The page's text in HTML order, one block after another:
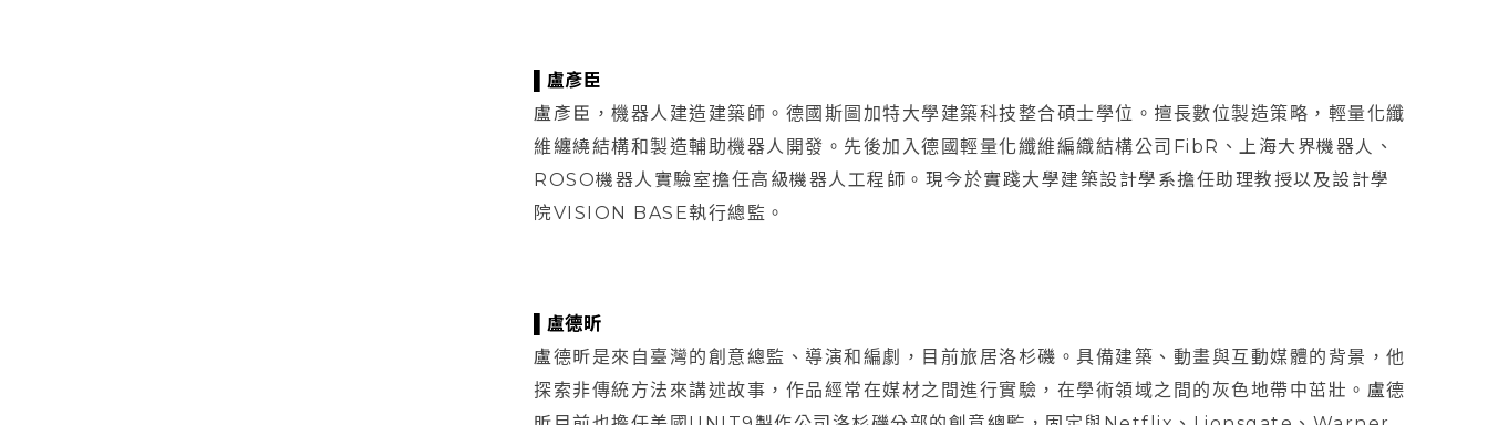
▌盧彥臣
盧彥臣，機器人建造建築師。德國斯圖加特大學建築科技整合碩士學位。擅長數位製造策略，輕量化纖
維纏繞結構和製造輔助機器人開發。先後加入德國輕量化纖維編織結構公司FibR、上海大界機器人、
ROSO機器人實驗室擔任高級機器人工程師。現今於實踐大學建築設計學系擔任助理教授以及設計學
院VISION BASE執行總監。
▌盧德昕
盧德昕是來自臺灣的創意總監、導演和編劇，目前旅居洛杉磯。具備建築、動畫與互動媒體的背景，他
探索非傳統方法來講述故事，作品經常在媒材之間進行實驗，在學術領域之間的灰色地帶中茁壯。盧德